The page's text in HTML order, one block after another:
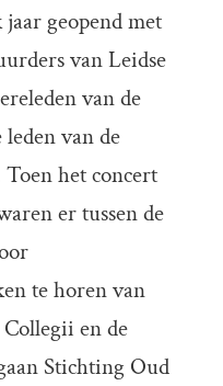
geopend met
van Leidse
van de
leden van de
het concert
er tussen de
te horen van
Collegii en de
Stichting Oud